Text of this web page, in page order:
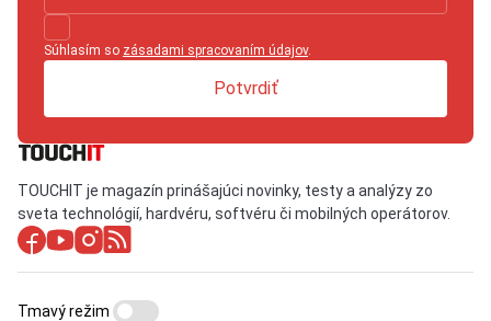
Súhlasím so zásadami spracovaním údajov.
Potvrdiť
TOUCHIT je magazín prinášajúci novinky, testy a analýzy zo
sveta technológií, hardvéru, softvéru či mobilných operátorov.
Tmavý režim